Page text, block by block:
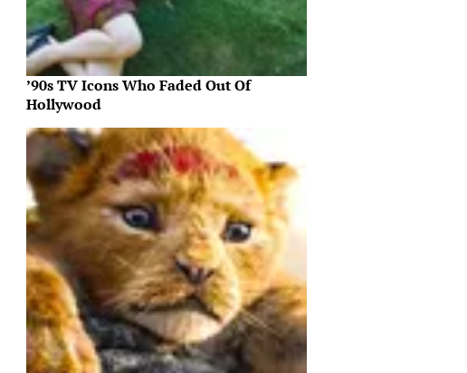
’90s TV Icons Who Faded Out Of
Hollywood